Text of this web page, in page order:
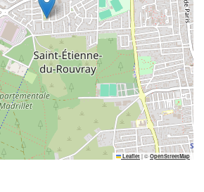
Leaflet |© OpenStreetMap